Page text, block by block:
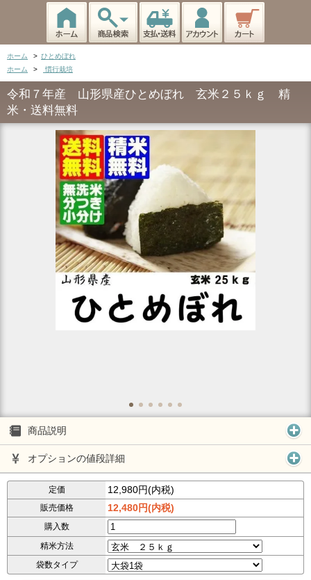
ホーム > ひとめぼれ
ホーム
> 慣行栽培
令和７年産 山形県産ひとめぼれ 玄米２５ｋｇ 精
米・送料無料
商品説明
オプションの値段詳細
定価 12,980円(内税)
販売価格 12,480円(内税)
購入数
精米方法
袋数タイプ